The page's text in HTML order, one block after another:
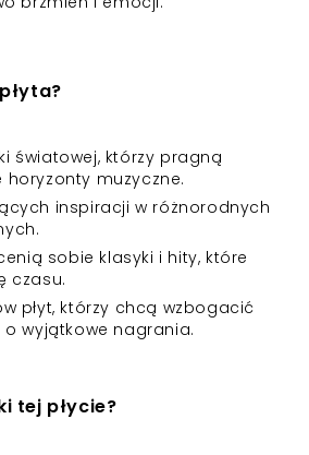
światowej, którzy pragną
horyzonty muzyczne.
inspiracji w różnorodnych
sobie klasyki i hity, które
czasu.
płyt, którzy chcą wzbogacić
wyjątkowe nagrania.
tej płycie?